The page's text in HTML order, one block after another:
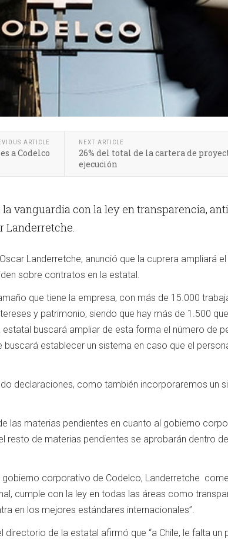
ARTICLE
a Codelco
NEXT ARTICLE
26% del total de la cartera de
ejecución
vanguardia con la ley en transparencia,
Landerretche.
Landerretche, anunció que la cuprera ampliará
sobre contratos en la estatal.
que tiene la empresa, con más de 15.000
y patrimonio, siendo que hay más de 1.500
buscará ampliar de esta forma el número de
establecer un sistema en caso que el
declaraciones, como también incorporaremos un
las materias pendientes en cuanto al gobierno
resto de materias pendientes se aprobarán dentro
corporativo de Codelco, Landerretche
cumple con la ley en todas las áreas como
en los mejores estándares internacionales”.
directorio de la estatal afirmó que “a Chile, le falta